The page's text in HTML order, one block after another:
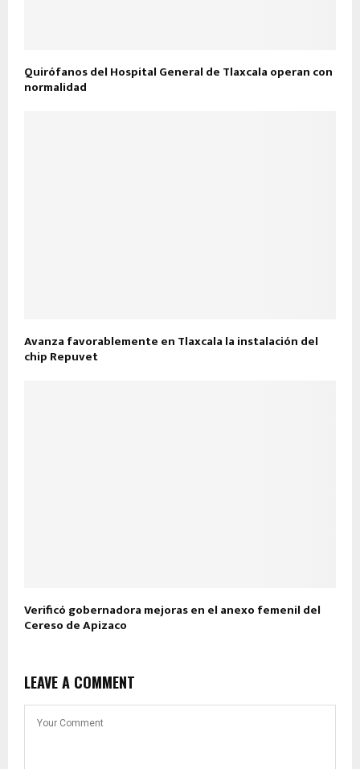
Quirófanos del Hospital General de Tlaxcala operan con
normalidad
Avanza favorablemente en Tlaxcala la instalación del
chip Repuvet
Verificó gobernadora mejoras en el anexo femenil del
Cereso de Apizaco
LEAVE A COMMENT